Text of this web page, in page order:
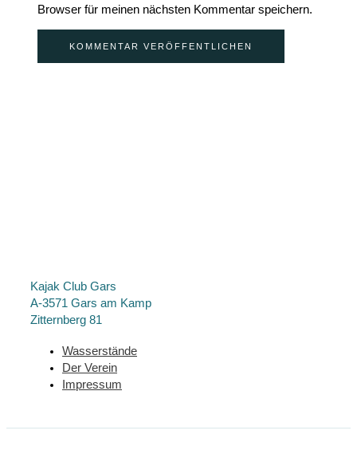
Browser für meinen nächsten Kommentar speichern.
Kajak Club Gars
A-3571 Gars am Kamp
Zitternberg 81
Wasserstände
Der Verein
Impressum